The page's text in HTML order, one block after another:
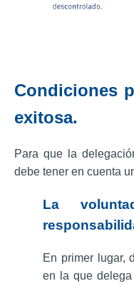
Condiciones
exitosa.
Para que la
debe tener en cuenta
La
En primer lugar,
en la que